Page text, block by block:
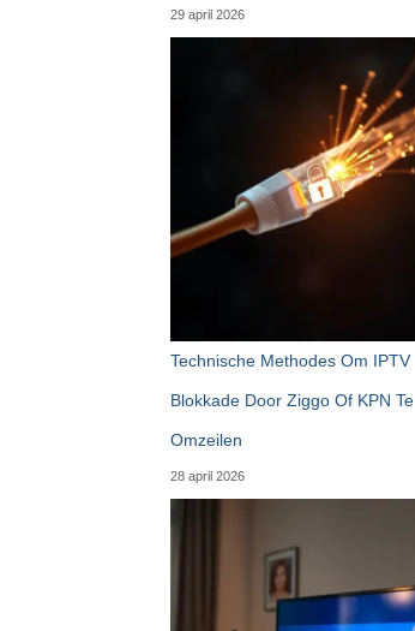
29 april 2026
Technische Methodes Om IPTV
Blokkade Door Ziggo Of KPN Te
Omzeilen
28 april 2026